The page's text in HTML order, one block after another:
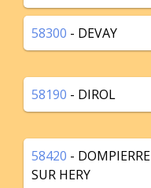
58300 - DEVAY
58190 - DIROL
58420 - DOMPIERRE
SUR HERY